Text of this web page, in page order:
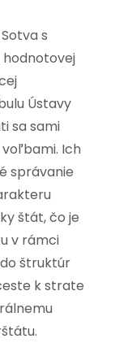
s
hodnotovej
Ústavy
sa sami
Ich
správanie
štát, čo je
v rámci
štruktúr
k strate